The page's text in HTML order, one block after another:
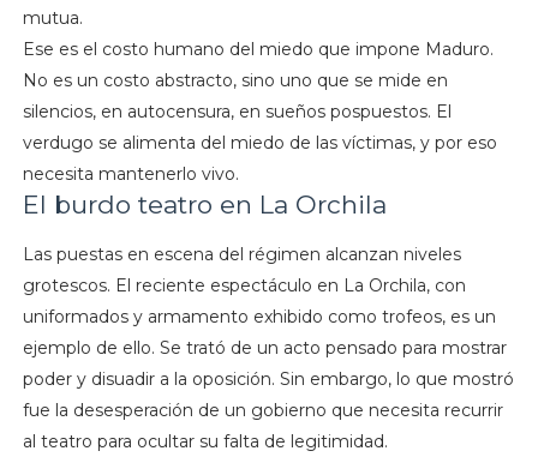
mutua.
Ese es el costo humano del miedo que impone Maduro.
No es un costo abstracto, sino uno que se mide en
silencios, en autocensura, en sueños pospuestos. El
verdugo se alimenta del miedo de las víctimas, y por eso
necesita mantenerlo vivo.
El burdo teatro en La Orchila
Las puestas en escena del régimen alcanzan niveles
grotescos. El reciente espectáculo en La Orchila, con
uniformados y armamento exhibido como trofeos, es un
ejemplo de ello. Se trató de un acto pensado para mostrar
poder y disuadir a la oposición. Sin embargo, lo que mostró
fue la desesperación de un gobierno que necesita recurrir
al teatro para ocultar su falta de legitimidad.